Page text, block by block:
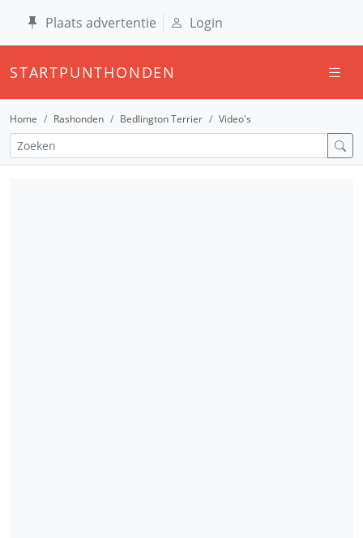
Plaats advertentie Login
STARTPUNTHONDEN
Home Rashonden Bedlington Terrier Video's